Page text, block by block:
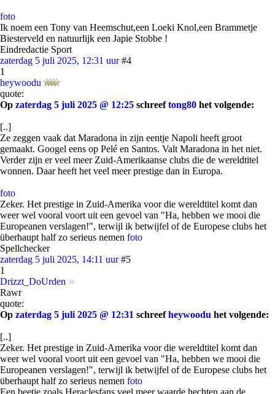
foto
Ik noem een Tony van Heemschut,een Loeki Knol,een Brammetje
Biesterveld en natuurlijk een Japie Stobbe !
Eindredactie Sport
zaterdag 5 juli 2025, 12:31 uur #4
1
heywoodu
quote:
Op zaterdag 5 juli 2025 @ 12:25 schreeftong80 het volgende:
[..]
Ze zeggen vaak dat Maradona in zijn eentje Napoli heeft groot
gemaakt. Googel eens op Pelé en Santos. Valt Maradona in het niet.
Verder zijn er veel meer Zuid-Amerikaanse clubs die de wereldtitel
wonnen. Daar heeft het veel meer prestige dan in Europa.
foto
Zeker. Het prestige in Zuid-Amerika voor die wereldtitel komt dan
weer wel vooral voort uit een gevoel van "Ha, hebben we mooi die
Europeanen verslagen!", terwijl ik betwijfel of de Europese clubs het
überhaupt half zo serieus nemen foto
Spellchecker
zaterdag 5 juli 2025, 14:11 uur #5
1
Drizzt_DoUrden
Rawr
quote:
Op zaterdag 5 juli 2025 @ 12:31 schreefheywoodu het volgende:
[..]
Zeker. Het prestige in Zuid-Amerika voor die wereldtitel komt dan
weer wel vooral voort uit een gevoel van "Ha, hebben we mooi die
Europeanen verslagen!", terwijl ik betwijfel of de Europese clubs het
überhaupt half zo serieus nemen foto
Een beetje zoals Heraclesfans veel meer waarde hechten aan de